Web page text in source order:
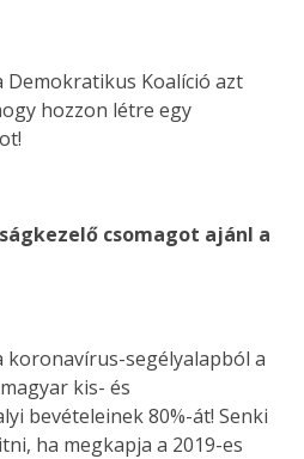
Demokratikus Koalíció azt
hozzon létre egy
csomagot ajánl a
koronavírus-segélyalapból a
kis- és
bevételeinek 80%-át! Senki
ha megkapja a 2019-es